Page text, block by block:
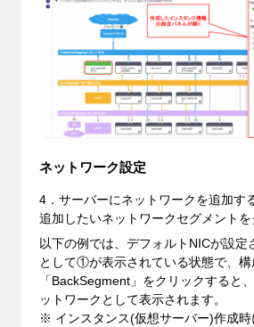
ネットワーク設定
4．サーバーにネットワークを追加す
追加したいネットワークセグメントを
以下の例では、デフォルトNICが設定
として①が表示されている状態で、構
「BackSegment」をクリックすると
ットワークとして表示されます。
※ インスタンス(仮想サーバー)作成時